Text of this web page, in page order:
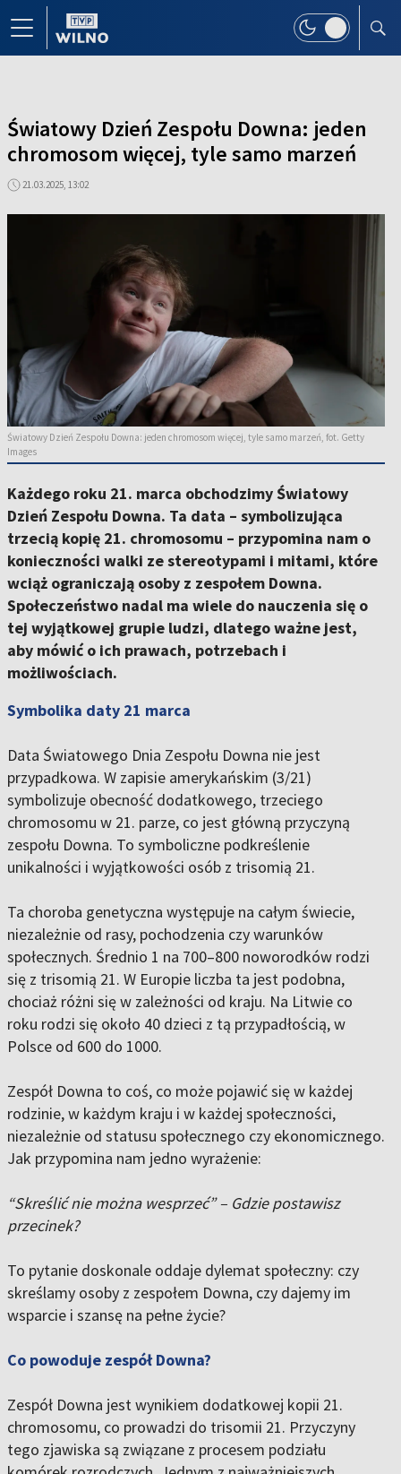
Światowy Dzień Zespołu Downa: jeden
chromosom więcej, tyle samo marzeń
21.03.2025, 13:02
Światowy Dzień Zespołu Downa: jeden chromosom więcej, tyle samo marzeń, fot. Getty
Images
Każdego roku 21. marca obchodzimy Światowy
Dzień Zespołu Downa. Ta data – symbolizująca
trzecią kopię 21. chromosomu – przypomina nam o
konieczności walki ze stereotypami i mitami, które
wciąż ograniczają osoby z zespołem Downa.
Społeczeństwo nadal ma wiele do nauczenia się o
tej wyjątkowej grupie ludzi, dlatego ważne jest,
aby mówić o ich prawach, potrzebach i
możliwościach.
Symbolika daty 21 marca
Data Światowego Dnia Zespołu Downa nie jest
przypadkowa. W zapisie amerykańskim (3/21)
symbolizuje obecność dodatkowego, trzeciego
chromosomu w 21. parze, co jest główną przyczyną
zespołu Downa. To symboliczne podkreślenie
unikalności i wyjątkowości osób z trisomią 21.
Ta choroba genetyczna występuje na całym świecie,
niezależnie od rasy, pochodzenia czy warunków
społecznych. Średnio 1 na 700–800 noworodków rodzi
się z trisomią 21. W Europie liczba ta jest podobna,
chociaż różni się w zależności od kraju. Na Litwie co
roku rodzi się około 40 dzieci z tą przypadłością, w
Polsce od 600 do 1000.
Zespół Downa to coś, co może pojawić się w każdej
rodzinie, w każdym kraju i w każdej społeczności,
niezależnie od statusu społecznego czy ekonomicznego.
Jak przypomina nam jedno wyrażenie:
“Skreślić nie można wesprzeć” – Gdzie postawisz
przecinek?
To pytanie doskonale oddaje dylemat społeczny: czy
skreślamy osoby z zespołem Downa, czy dajemy im
wsparcie i szansę na pełne życie?
Co powoduje zespół Downa?
Zespół Downa jest wynikiem dodatkowej kopii 21.
chromosomu, co prowadzi do trisomii 21. Przyczyny
tego zjawiska są związane z procesem podziału